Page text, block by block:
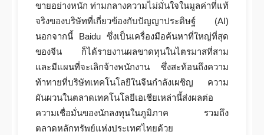
ขายอย่างหนัก ท่ามกลางความไม่มั่นใจในมูลค่าที่แท้
จริงของบริษัทที่เกี่ยวข้องกับปัญญาประดิษฐ์ (AI)
นอกจากนี้ Baidu ซึ่งเป็นเครื่องมือค้นหาที่ใหญ่ที่สุด
ของจีน ก็ได้รายงานผลขาดทุนในไตรมาสที่สาม
และมีแผนที่จะเลิกจ้างพนักงาน ซึ่งสะท้อนถึงความ
ท้าทายที่บริษัทเทคโนโลยีในจีนกำลังเผชิญ ความ
ผันผวนในตลาดเทคโนโลยีเอเชียเหล่านี้ส่งผลต่อ
ความเชื่อมั่นของนักลงทุนในภูมิภาค รวมถึง
ตลาดหลักทรัพย์แห่งประเทศไทยด้วย